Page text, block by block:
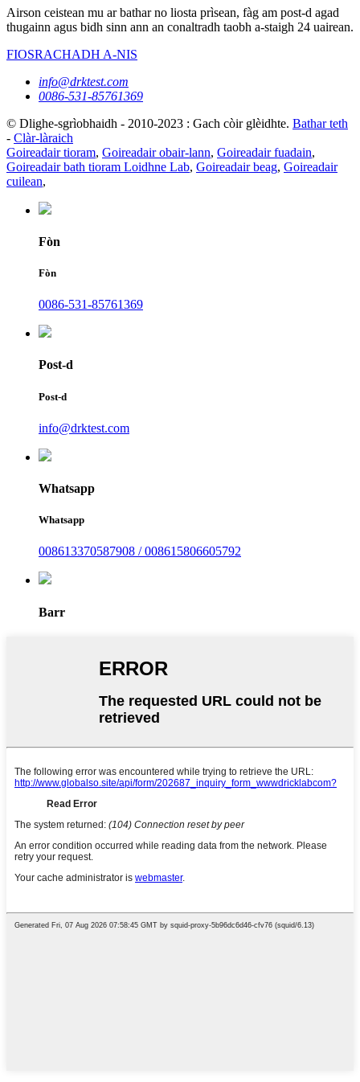
Airson ceistean mu ar bathar no liosta prìsean, fàg am post-d agad
thugainn agus bidh sinn ann an conaltradh taobh a-staigh 24 uairean.
FIOSRACHADH A-NIS
info@drktest.com
0086-531-85761369
© Dlighe-sgrìobhaidh - 2010-2023 : Gach còir glèidhte. Bathar teth
- Clàr-làraich
Goireadair tioram, Goireadair obair-lann, Goireadair fuadain,
Goireadair bath tioram Loidhne Lab, Goireadair beag, Goireadair
cuilean,
Fòn
Fòn
0086-531-85761369
Post-d
Post-d
info@drktest.com
Whatsapp
Whatsapp
008613370587908 / 008615806605792
Barr